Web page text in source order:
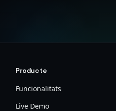
Producte
Funcionalitats
Live Demo